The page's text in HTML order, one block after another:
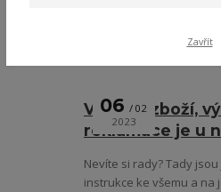
Vrácení zboží,
reklamace je u
06
02
2023
Nevíte si rady? Tady
instrukce ke všemu a na
Zavřít